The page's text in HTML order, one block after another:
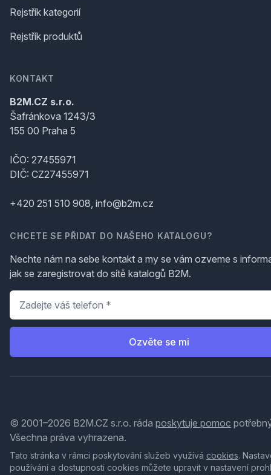
Rejstřík kategorií
Rejstřík produktů
KONTAKT
B2M.CZ s.r.o.
Šafránkova 1243/3
155 00 Praha 5
IČO: 27455971
DIČ: CZ27455971
+420 251 510 908, info@b2m.cz
CHCETE SE PŘIDAT DO NAŠEHO KATALOGU?
Nechte nám na sebe kontakt a my se vám ozveme s
jak se zaregistrovat do sítě katalogů B2M.
Telefon
Ozvěte se mi
© 2001–2026 B2M.CZ s.r.o. ráda poskytuje pomoc
Všechna práva vyhrazena.
Tato stránka v rámci poskytování služeb využívá cookies.
používání a dostupnosti cookies můžete upravit v nastavení